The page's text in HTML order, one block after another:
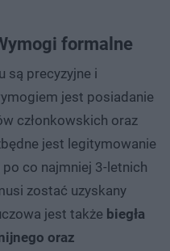
formalne
są precyzyjne i
jest posiadanie
członkowskich oraz
jest legitymowanie
co najmniej 3-letnich
zostać uzyskany
jest także biegła
oraz